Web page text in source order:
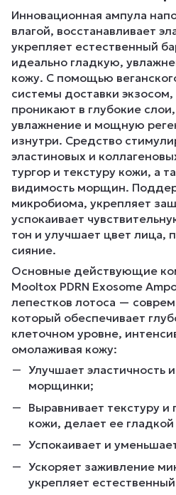
Инновационная ампула
влагой, восстанавливает
укрепляет естественный
идеально гладкую,
кожу. С помощью
системы доставки
проникают в глубокие
увлажнение и мощную
изнутри. Средство
эластиновых и
тургор и текстуру кожи, а
видимость морщин.
микробиома, укрепляет
успокаивает
тон и улучшает цвет лица,
сияние.
Основные действующие
Mooltox PDRN Exosome
лепестков лотоса —
который обеспечивает
клеточном уровне,
омолаживая кожу:
Улучшает эластичность
морщинки;
Выравнивает текстуру
кожи, делает ее
Успокаивает и
Ускоряет заживление
укрепляет